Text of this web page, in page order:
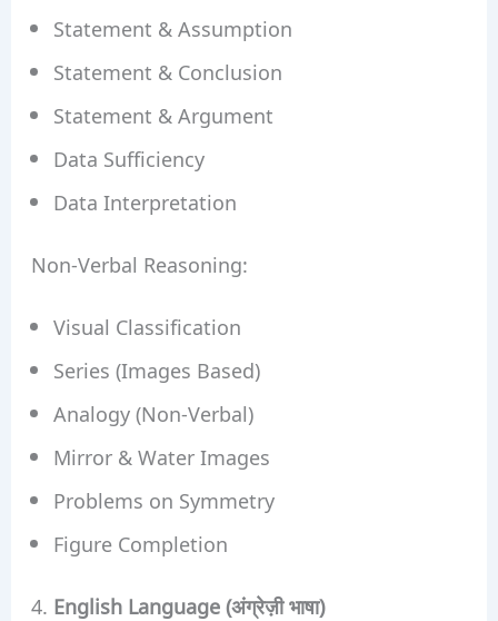
Statement & Assumption
Statement & Conclusion
Statement & Argument
Data Sufficiency
Data Interpretation
Non-Verbal Reasoning:
Visual Classification
Series (Images Based)
Analogy (Non-Verbal)
Mirror & Water Images
Problems on Symmetry
Figure Completion
4. English Language (अंग्रेज़ी भाषा)